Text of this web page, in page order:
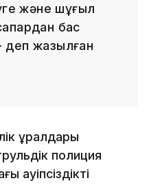
және шұғыл
бас
деп жазылған
құралдары
полиция
қауіпсіздікті